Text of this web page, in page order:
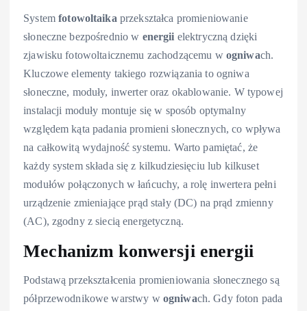
Systemfotowoltaika przekształca promieniowanie
słoneczne bezpośrednio w energii elektryczną dzięki
zjawisku fotowoltaicznemu zachodzącemu w ogniwach.
Kluczowe elementy takiego rozwiązania to ogniwa
słoneczne, moduły, inwerter oraz okablowanie. W typowej
instalacji moduły montuje się w sposób optymalny
względem kąta padania promieni słonecznych, co wpływa
na całkowitą wydajność systemu. Warto pamiętać, że
każdy system składa się z kilkudziesięciu lub kilkuset
modułów połączonych w łańcuchy, a rolę inwertera pełni
urządzenie zmieniające prąd stały (DC) na prąd zmienny
(AC), zgodny z siecią energetyczną.
Mechanizm konwersji energii
Podstawą przekształcenia promieniowania słonecznego są
półprzewodnikowe warstwy w ogniwach. Gdy foton pada